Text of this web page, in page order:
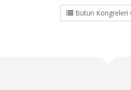
Bütün Kongreleri